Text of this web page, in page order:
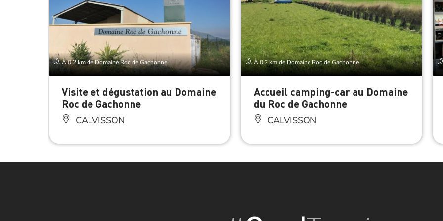
À 0.2 km de Domaine Roc de Gachonne
Visite et dégustation au Domaine
Roc de Gachonne
CALVISSON
À 0.2 km de Domaine Roc de Gachonne
Accueil camping-car au Domaine
du Roc de Gachonne
CALVISSON